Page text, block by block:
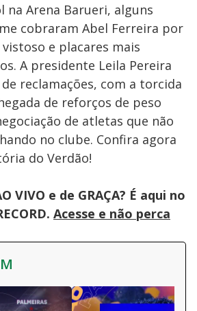
na Arena Barueri, alguns
cobraram Abel Ferreira por
e placares mais
A presidente Leila Pereira
reclamações, com a torcida
de reforços de peso
de atletas que não
no clube. Confira agora
do Verdão!
VIVO e de GRAÇA? É aqui no
Acesse e não perca